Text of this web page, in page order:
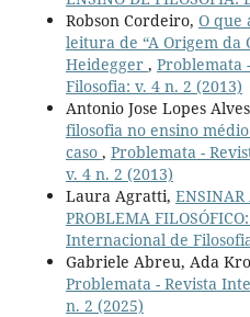
Robson Cordeiro, O que
leitura de “A Origem
Heidegger , Problemata
Filosofia: v. 4 n. 2 (2013)
Antonio Jose Lopes
filosofia no ensino
caso , Problemata -
v. 4 n. 2 (2013)
Laura Agratti, ENSINAR
PROBLEMA FILOSÓFICO:
Internacional de
Gabriele Abreu, Ada
Problemata - Revista
n. 2 (2025)